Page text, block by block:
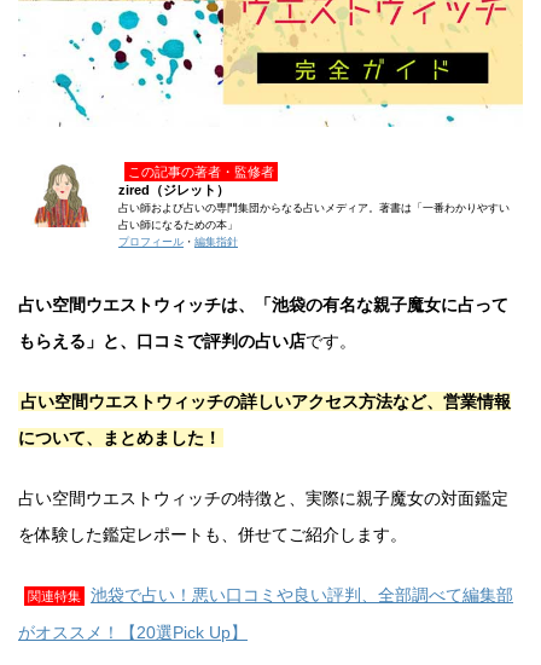
この記事の著者・監修者
zired（ジレット）
占い師および占いの専門集団からなる占いメディア。著書は「一番わかりやすい
占い師になるための本」
プロフィール ・ 編集指針
占い空間ウエストウィッチは、「池袋の有名な親子魔女に占って
もらえる」と、口コミで評判の占い店です。
占い空間ウエストウィッチの詳しいアクセス方法など、営業情報
について、まとめました！
占い空間ウエストウィッチの特徴と、実際に親子魔女の対面鑑定
を体験した鑑定レポートも、併せてご紹介します。
関連特集
池袋で占い！悪い口コミや良い評判、全部調べて編集部
がオススメ！【20選Pick Up】